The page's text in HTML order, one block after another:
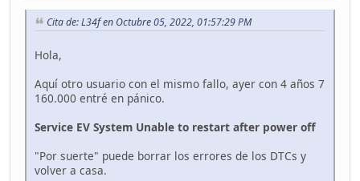
Cita de: L34f en Octubre 05, 2022, 01:57:29 PM
Hola,
Aquí otro usuario con el mismo fallo, ayer con 4 años 7
160.000 entré en pánico.
Service EV System Unable to restart after power off
"Por suerte" puede borrar los errores de los DTCs y
volver a casa.